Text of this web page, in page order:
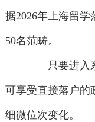
据2026年上海留
50名范畴。
只要进入系
可享受直接落户的
细微位次变化。